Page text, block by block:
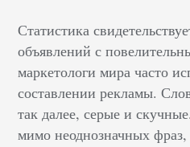
Статистика
объявлений с
маркетологи мира часто
составлении рекламы.
так далее, серые и
мимо неоднозначных фраз,